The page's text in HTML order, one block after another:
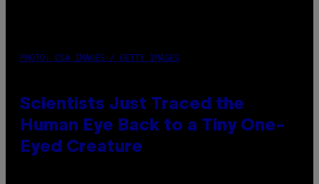
PHOTO: CSA IMAGES / GETTY IMAGES
Scientists Just Traced the
Human Eye Back to a Tiny One-
Eyed Creature